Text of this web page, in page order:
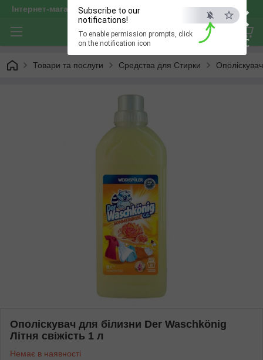
×
ESC
Subscribe to our
notifications!
To enable permission prompts, click
on the notification icon
Інтернет-магазин "optservis"
Товари та послуги Средства для Стирки
Ополіскувач для білизни Der Waschkönig
Літня свіжість 1 л
Немає в наявності